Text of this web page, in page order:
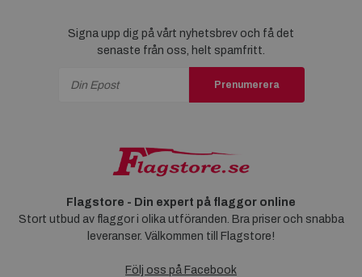
Signa upp dig på vårt nyhetsbrev och få det
senaste från oss, helt spamfritt.
Prenumerera
Flagstore - Din expert på flaggor online
Stort utbud av flaggor i olika utföranden. Bra priser och snabba
leveranser. Välkommen till Flagstore!
Följ oss på Facebook